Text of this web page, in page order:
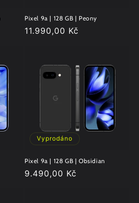
Pixel 9a | 128 GB | Peony
Běžná
11.990,00 Kč
Vyprodáno
Pixel 9a | 128 GB | Obsidian
Běžná
9.490,00 Kč